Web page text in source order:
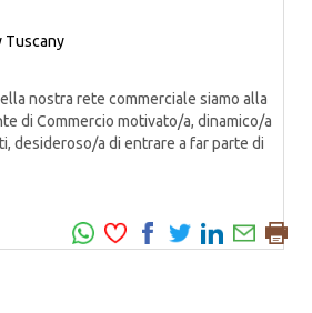
Tuscany
nostra rete commerciale siamo alla
di Commercio motivato/a, dinamico/a
desideroso/a di entrare a far parte di